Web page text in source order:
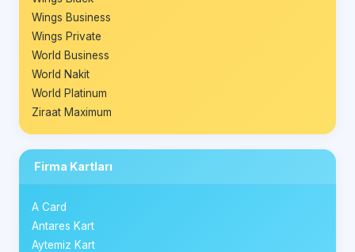
Wings Business
Wings Private
World Business
World Nakit
World Platinum
Ziraat Maximum
Firma Kartları
A Card
Antares Kart
Aytemiz Kart